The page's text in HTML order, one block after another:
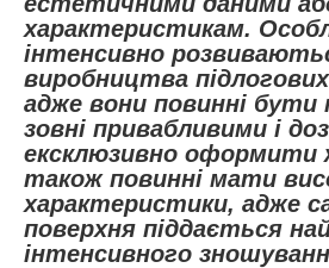
характеристикам.
інтенсивно
виробництва
адже вони повинні бути
зовні привабливими і
ексклюзивно оформити
також повинні мати
характеристики, адже
поверхня піддається
інтенсивного